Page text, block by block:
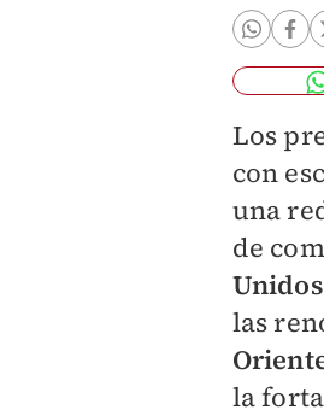
Los
con
una
de
Unidos
las
la